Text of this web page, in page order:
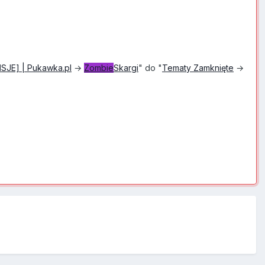
| Pukawka.pl → ZombieSkargi" do "Tematy Zamknięte →